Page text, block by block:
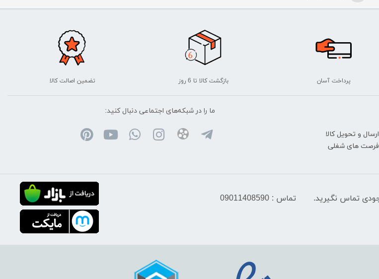
پرداخت آسان بازگشت کالا تا 6 روز تضمین اصالت کالا
ارسال و تحویل کالا
فرصت های شغلی
ما را در شبکه‌های اجتماعی دنبال کنید:
تماس : 09011408590